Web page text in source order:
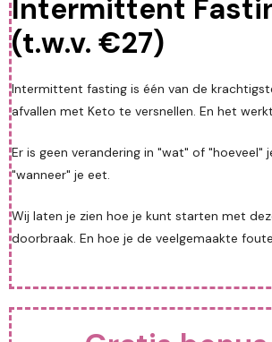
Intermittent
(t.w.v. €27)
Intermittent fasting is één van de
afvallen met Keto te versnellen. En het
Er is geen verandering in "wat" of "hoeveel"
"wanneer" je eet.
Wij laten je zien hoe je kunt starten met
doorbraak. En hoe je de veelgemaakte